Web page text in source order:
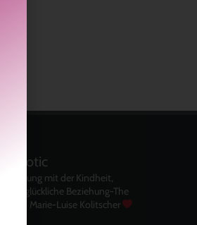
mit der Kindheit,
glückliche Beziehung-The
und Marie-Luise Kolitscher